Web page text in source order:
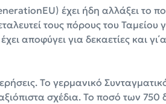
έχει ήδη αλλάξει το
τους πόρους του
αποφύγει για δεκαετίες και
Το γερμανικό
σχέδια. Το ποσό των